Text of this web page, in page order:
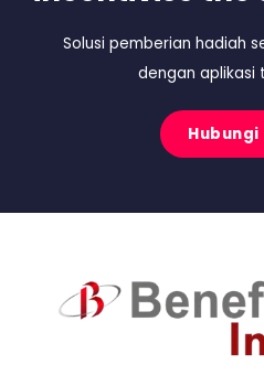
Solusi pemberian hadiah
dengan aplikasi
Hubungi